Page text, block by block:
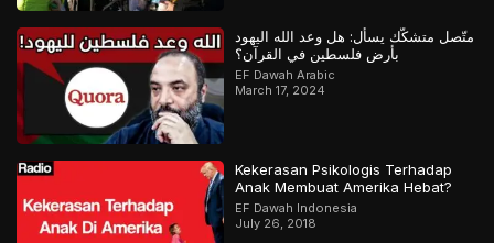
متّصل متشكّك يسأل: هل وعد الله اليهود
بأرض فلسطين في القرآن؟
EF Dawah Arabic
March 17, 2024
Kekerasan Psikologis Terhadap
Anak Membuat Amerika Hebat?
EF Dawah Indonesia
July 26, 2018